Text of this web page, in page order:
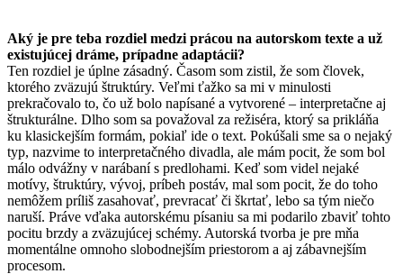
Aký je pre teba rozdiel medzi prácou na autorskom texte a už
existujúcej dráme, prípadne adaptácii?
Ten rozdiel je úplne zásadný. Časom som zistil, že som človek,
ktorého zväzujú štruktúry. Veľmi ťažko sa mi v minulosti
prekračovalo to, čo už bolo napísané a vytvorené – interpretačne aj
štrukturálne. Dlho som sa považoval za režiséra, ktorý sa prikláňa
ku klasickejším formám, pokiaľ ide o text. Pokúšali sme sa o nejaký
typ, nazvime to interpretačného divadla, ale mám pocit, že som bol
málo odvážny v narábaní s predlohami. Keď som videl nejaké
motívy, štruktúry, vývoj, príbeh postáv, mal som pocit, že do toho
nemôžem príliš zasahovať, prevracať či škrtať, lebo sa tým niečo
naruší. Práve vďaka autorskému písaniu sa mi podarilo zbaviť tohto
pocitu brzdy a zväzujúcej schémy. Autorská tvorba je pre mňa
momentálne omnoho slobodnejším priestorom a aj zábavnejším
procesom.